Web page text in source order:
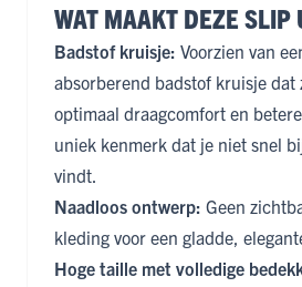
WAT MAAKT DEZE SLIP
Badstof kruisje: Voorzien van
absorberend badstof kruisje dat
optimaal draagcomfort en
uniek kenmerk dat je niet snel
vindt.
Naadloos ontwerp: Geen
kleding voor een gladde,
Hoge taille met volledige